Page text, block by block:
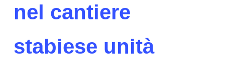
nel cantiere
stabiese unità